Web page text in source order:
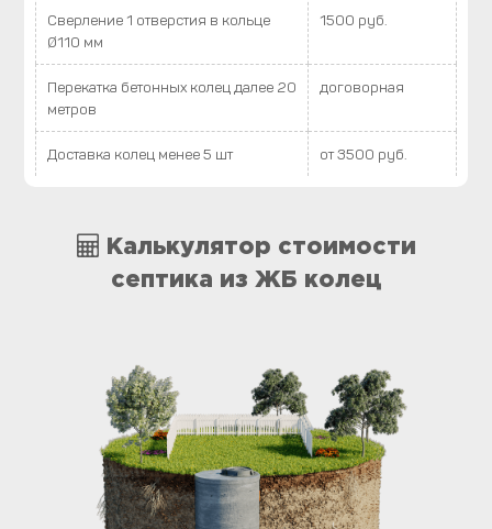
Сверление 1 отверстия в кольце
Ø110 мм
1500 руб.
Перекатка бетонных колец далее 20
метров
договорная
Доставка колец менее 5 шт от 3500 руб.
Калькулятор стоимости
септика из ЖБ колец